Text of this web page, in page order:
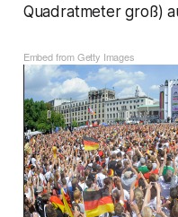
Quadratmeter groß)
Embed from Getty Images